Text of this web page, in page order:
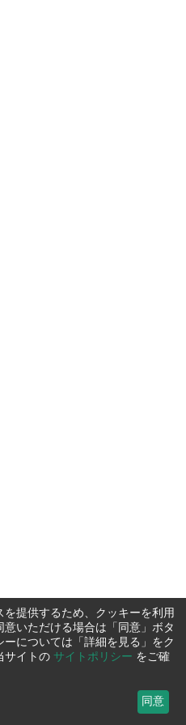
提供するため、クッキーを利用
いただける場合は「同意」ボタ
については「詳細を見る」をク
サイトの サイトポリシー をご確
同意